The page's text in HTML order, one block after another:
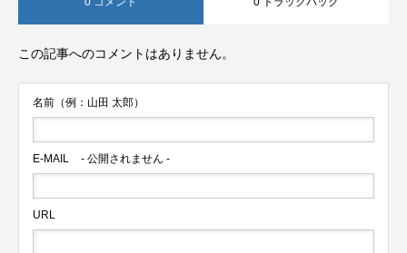
この記事へのコメントはありません。
名前（例：山田 太郎）
E-MAIL - 公開されません -
URL